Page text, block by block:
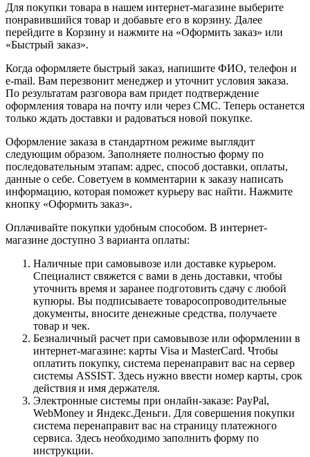
Для покупки товара в нашем интернет-магазине выберите
понравившийся товар и добавьте его в корзину. Далее
перейдите в Корзину и нажмите на «Оформить заказ» или
«Быстрый заказ».
Когда оформляете быстрый заказ, напишите ФИО, телефон и
e-mail. Вам перезвонит менеджер и уточнит условия заказа.
По результатам разговора вам придет подтверждение
оформления товара на почту или через СМС. Теперь останется
только ждать доставки и радоваться новой покупке.
Оформление заказа в стандартном режиме выглядит
следующим образом. Заполняете полностью форму по
последовательным этапам: адрес, способ доставки, оплаты,
данные о себе. Советуем в комментарии к заказу написать
информацию, которая поможет курьеру вас найти. Нажмите
кнопку «Оформить заказ».
Оплачивайте покупки удобным способом. В интернет-
магазине доступно 3 варианта оплаты:
Наличные при самовывозе или доставке курьером.
Специалист свяжется с вами в день доставки, чтобы
уточнить время и заранее подготовить сдачу с любой
купюры. Вы подписываете товаросопроводительные
документы, вносите денежные средства, получаете
товар и чек.
Безналичный расчет при самовывозе или оформлении в
интернет-магазине: карты Visa и MasterCard. Чтобы
оплатить покупку, система перенаправит вас на сервер
системы ASSIST. Здесь нужно ввести номер карты, срок
действия и имя держателя.
Электронные системы при онлайн-заказе: PayPal,
WebMoney и Яндекс.Деньги. Для совершения покупки
система перенаправит вас на страницу платежного
сервиса. Здесь необходимо заполнить форму по
инструкции.